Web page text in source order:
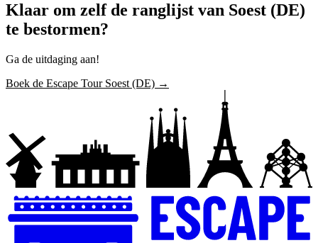
Klaar om zelf de ranglijst van Soest (DE)
te bestormen?
Ga de uitdaging aan!
Boek de Escape Tour Soest (DE) →